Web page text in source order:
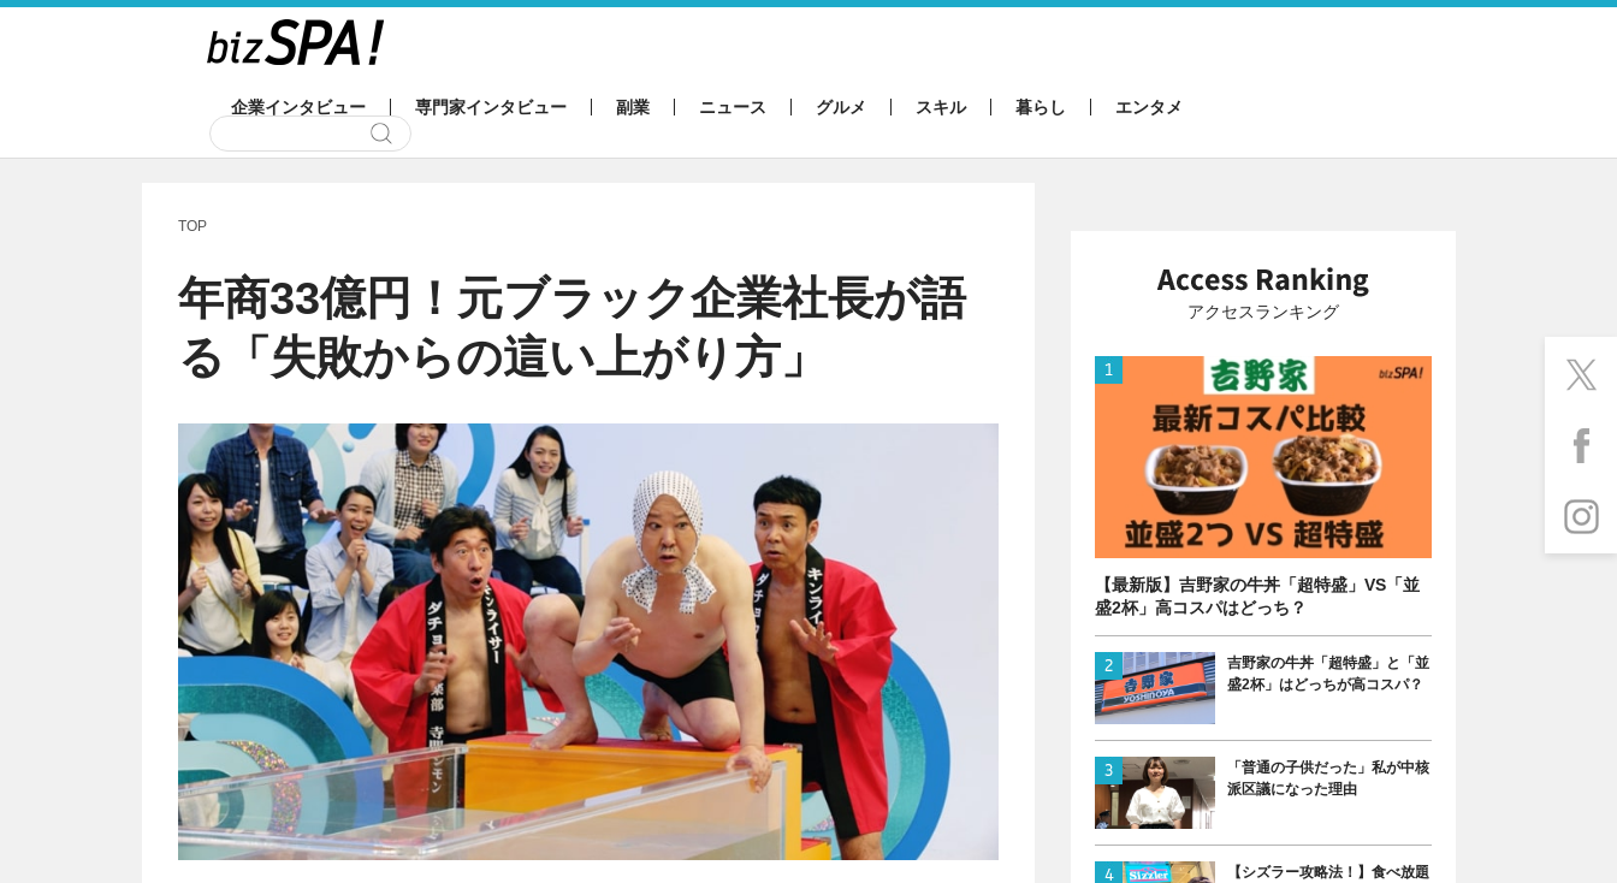
企業インタビュー 専門家インタビュー 副業 ニュース グルメ スキル 暮らし エンタメ
TOP
年商33億円！元ブラック企業社長が語
る「失敗からの這い上がり方」
アクセスランキング
【最新版】吉野家の牛丼「超特盛」VS「並
盛2杯」高コスパはどっち？
吉野家の牛丼「超特盛」と「並
盛2杯」はどっちが高コスパ？
「普通の子供だった」私が中核
派区議になった理由
【シズラー攻略法！】食べ放題